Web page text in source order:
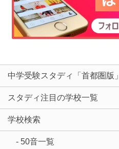
中学受験スタディ「首都圏版」
スタディ注目の学校一覧
学校検索
- 50音一覧